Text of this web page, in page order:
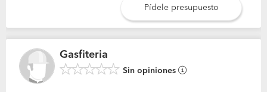
Pídele presupuesto
Gasfiteria
Sin opiniones